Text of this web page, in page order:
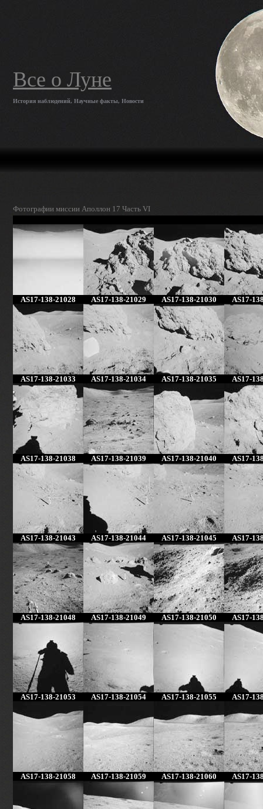
Все о Луне
История наблюдений, Научные факты, Новости
Фотографии миссии Аполлон 17 Часть VI
AS17-138-21028 AS17-138-21029 AS17-138-21030 AS17-
AS17-138-21033 AS17-138-21034 AS17-138-21035 AS17-
AS17-138-21038 AS17-138-21039 AS17-138-21040 AS17-
AS17-138-21043 AS17-138-21044 AS17-138-21045 AS17-
AS17-138-21048 AS17-138-21049 AS17-138-21050 AS17-
AS17-138-21053 AS17-138-21054 AS17-138-21055 AS17-
AS17-138-21058 AS17-138-21059 AS17-138-21060 AS17-